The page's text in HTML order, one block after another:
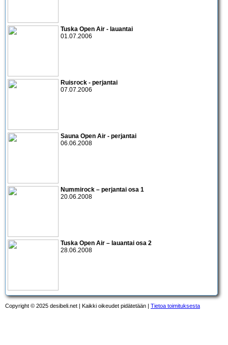
Tuska Open Air - lauantai
01.07.2006
Ruisrock - perjantai
07.07.2006
Sauna Open Air - perjantai
06.06.2008
Nummirock – perjantai osa 1
20.06.2008
Tuska Open Air – lauantai osa 2
28.06.2008
Copyright © 2025 desibeli.net | Kaikki oikeudet pidätetään | Tietoa toimituksesta